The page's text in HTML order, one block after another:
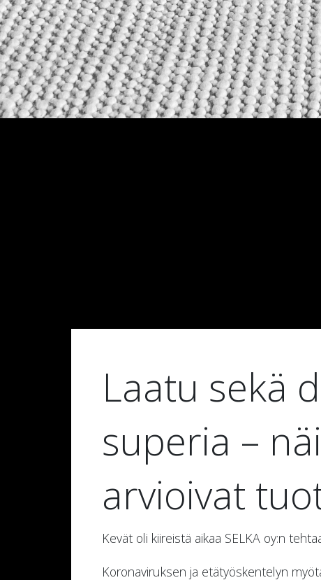
Laatu sekä
superia –
arvioivat
Kevät oli kiireistä aikaa SELKA oy:n
Koronaviruksen ja etätyöskentelyn